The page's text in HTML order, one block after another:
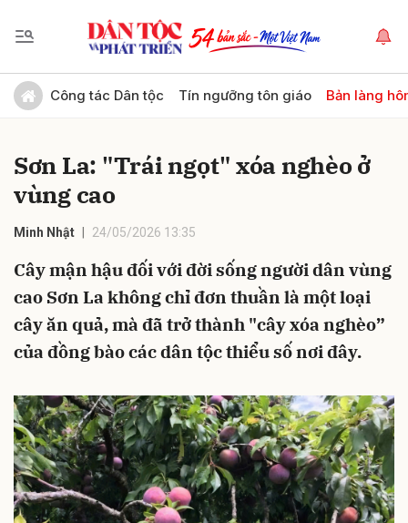
Công tác Dân tộc Tín ngưỡng tôn giáo Bản làng
Sơn La: "Trái ngọt" xóa nghèo ở
vùng cao
Minh Nhật 24/05/2026 13:35
Cây mận hậu đối với đời sống người dân vùng
cao Sơn La không chỉ đơn thuần là một loại
cây ăn quả, mà đã trở thành "cây xóa nghèo”
của đồng bào các dân tộc thiểu số nơi đây.
Gửi bình luận
Hủy Gửi